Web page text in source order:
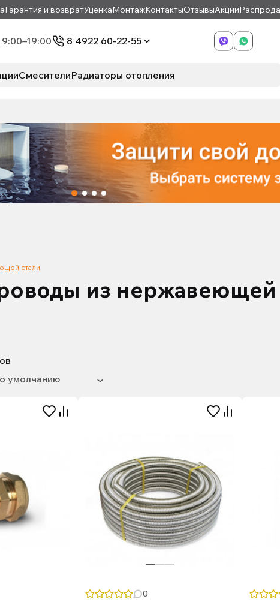
Гарантия и возвратУценкаМонтажКонтактыОтзывыАкции
8 4922 60-22-55
СмесителиРадиаторы отопления
стали
из нержавеющей
0